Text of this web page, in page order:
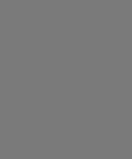
każdego
zmienić